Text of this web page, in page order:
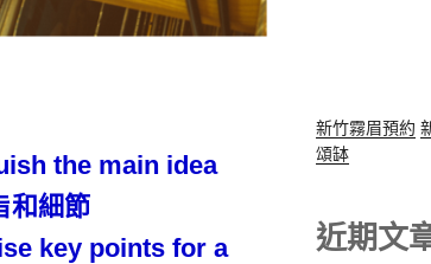
the main idea
和細節
key points for a
新竹霧眉預約
頌缽
近期文